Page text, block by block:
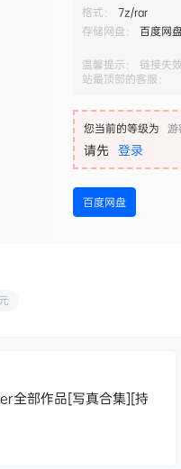
格式： 7z/rar
存储网盘：
百度网
温馨提示： 链接失
站最顶部的客服：
您当前的等级为 游
请先 登录
百度网盘
全部作品[写真合集][持